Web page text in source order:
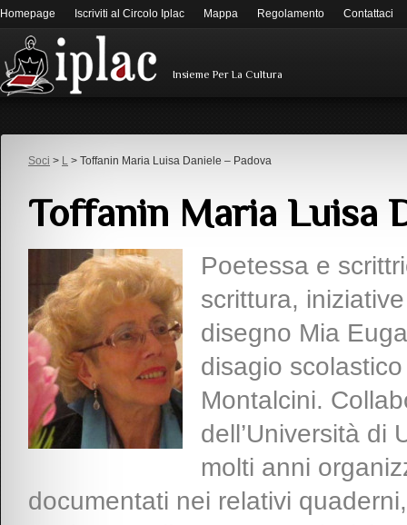
Homepage Iscriviti al Circolo Iplac Mappa Regolamento Contattaci
Insieme Per La Cultura
Soci > L > Toffanin Maria Luisa Daniele – Padova
Toffanin Maria Luisa
Poetessa e
scrittura,
disegno Mia
disagio scolastico
Montalcini.
dell’Università di
molti anni
documentati nei relativi